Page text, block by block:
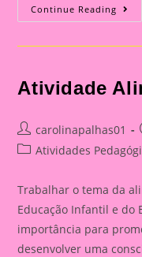
Continue Reading
Atividade
Post
author:
carolinapalhas01
PostAtividades
Trabalhar o tema da
Educação Infantil e do
importância para
desenvolver uma